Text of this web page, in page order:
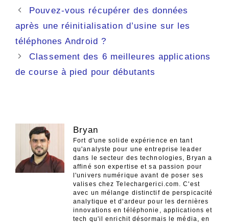
Navigation
des
Pouvez-vous récupérer des données
après une réinitialisation d’usine sur les
téléphones Android ?
Classement des 6 meilleures applications
de course à pied pour débutants
Bryan
Fort d'une solide expérience en tant
qu'analyste pour une entreprise leader
dans le secteur des technologies, Bryan a
affiné son expertise et sa passion pour
l'univers numérique avant de poser ses
valises chez Telechargerici.com. C'est
avec un mélange distinctif de perspicacité
analytique et d'ardeur pour les dernières
innovations en téléphonie, applications et
tech qu'il enrichit désormais le média, en